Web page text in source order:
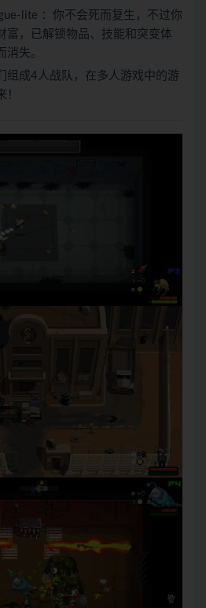
lite ：你不会死而复生，不过你
富，已解锁物品、技能和突变体
消失。
组成4人战队，在多人游戏中的游